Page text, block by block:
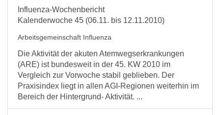
Influenza-Wochenbericht
Kalenderwoche 45 (06.11. bis 12.11.2010)
Arbeitsgemeinschaft Influenza
Die Aktivität der akuten Atemwegserkrankungen
(ARE) ist bundesweit in der 45. KW 2010 im
Vergleich zur Vorwoche stabil geblieben. Der
Praxisindex liegt in allen AGI-Regionen weiterhin im
Bereich der Hintergrund- Aktivität. ...